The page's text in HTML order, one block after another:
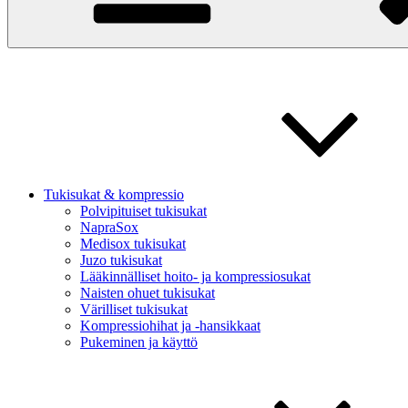
Tukisukat & kompressio
Polvipituiset tukisukat
NapraSox
Medisox tukisukat
Juzo tukisukat
Lääkinnälliset hoito- ja kompressiosukat
Naisten ohuet tukisukat
Värilliset tukisukat
Kompressiohihat ja -hansikkaat
Pukeminen ja käyttö